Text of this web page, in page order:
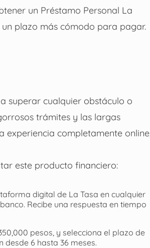
un Préstamo Personal La
plazo más cómodo para pagar.
superar cualquier obstáculo o
trámites y las largas
experiencia completamente
este producto financiero:
digital de La Tasa en cualquier
Recibe una respuesta en tiempo
pesos, y selecciona el plazo de
6 hasta 36 meses.